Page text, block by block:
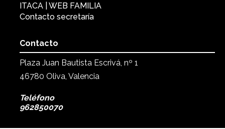
ITACA | WEB FAMILIA
Contacto secretaría
Contacto
Plaza Juan Bautista Escrivá, nº 1
46780 Oliva, Valencia
Teléfono
962850070